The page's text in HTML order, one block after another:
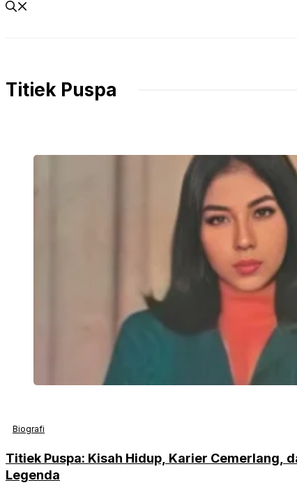
Titiek Puspa
Biografi
Titiek Puspa: Kisah Hidup, Karier Cemerlang,
Legenda